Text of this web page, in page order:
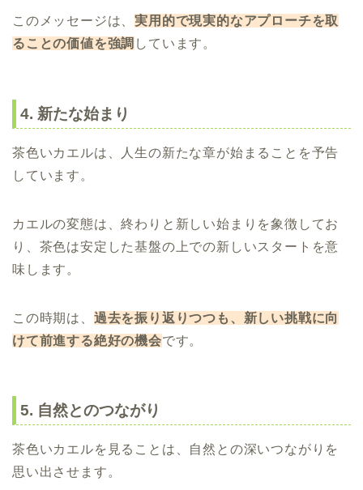
このメッセージは、実用的で現実的なアプローチを取
ることの価値を強調 しています。
4. 新たな始まり
茶色いカエルは、人生の新たな章が始まることを予告
しています。
カエルの変態は、終わりと新しい始まりを象徴してお
り、茶色は安定した基盤の上での新しいスタートを意
味します。
この時期は、 過去を振り返りつつも、新しい挑戦に向
けて前進する絶好の機会です。
5. 自然とのつながり
茶色いカエルを見ることは、自然との深いつながりを
思い出させます。